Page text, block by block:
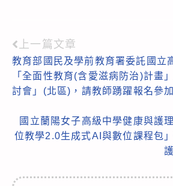
Read
more
articles
上一篇文章
教育部國民及學前教育署委託國立
「全面性教育(含愛滋病防治)計畫
討會」(北區)，請教師踴躍報名參加
國立蘭陽女子高級中學健康與護
位教學2.0生成式AI與數位課程包